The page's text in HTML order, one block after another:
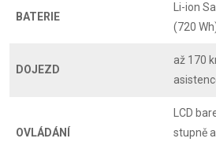
BATERIE
Li-ion
(720
DOJEZD
až 170
OVLÁDÁNÍ
LCD
stupně